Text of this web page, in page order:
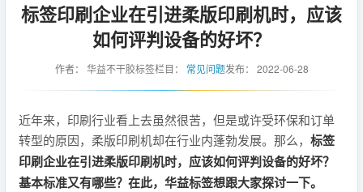
标签印刷企业在引进柔版印刷机时，应该
如何评判设备的好坏？
作者： 华益不干胶标签栏目： 常见问题发布： 2022-06-28
近年来，印刷行业看上去虽然很苦，但是或许受环保和订单
转型的原因，柔版印刷机却在行业内蓬勃发展。那么， 标签
印刷企业在引进柔版印刷机时，应该如何评判设备的好坏？
基本标准又有哪些？ 在此，华益标签想跟大家探讨一下。